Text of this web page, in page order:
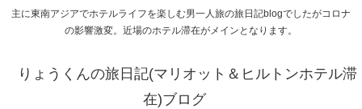
主に東南アジアでホテルライフを楽しむ男一人旅の旅日記blogでしたがコロナ
の影響激変。近場のホテル滞在がメインとなります。
りょうくんの旅日記(マリオット＆ヒルトンホテル滞
在)ブログ